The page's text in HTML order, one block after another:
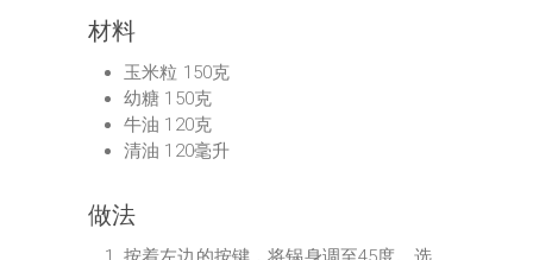
材料
玉米粒 150克
幼糖 150克
牛油 120克
清油 120毫升
做法